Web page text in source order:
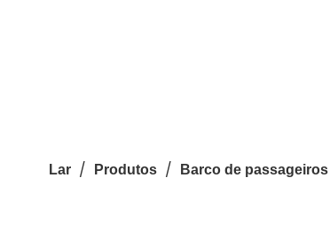
Lar / Produtos / Barco de passageiros